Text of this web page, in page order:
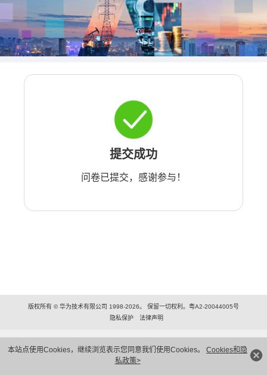
本站点使用Cookies，继续浏览表示您同意我们使用Cookies。 Cookies和隐
私政策>
提交成功
问卷已提交，感谢参与！
版权所有 © 华为技术有限公司 1998-2026。 保留一切权利。粤A2-20044005号
隐私保护
法律声明